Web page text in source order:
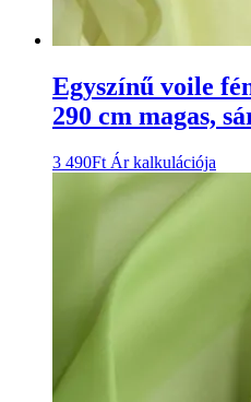
Egyszínű voile
290 cm magas,
3 490Ft Ár kalkulációja